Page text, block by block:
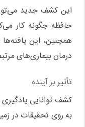
این کشف جدید
حافظه چگونه کار
همچنین، این
درمان بیماری‌های
تأثیر بر آینده
کشف توانایی
به روی تحقیقات در